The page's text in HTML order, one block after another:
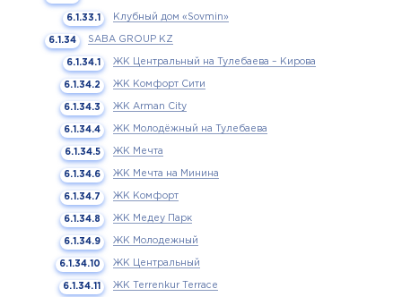
Клубный дом «Sovmin»
SABA GROUP KZ
ЖК Центральный на Тулебаева – Кирова
ЖК Комфорт Сити
ЖК Arman City
ЖК Молодёжный на Тулебаева
ЖК Мечта
ЖК Мечта на Минина
ЖК Комфорт
ЖК Медеу Парк
ЖК Молодежный
ЖК Центральный
ЖК Terrenkur Terrace